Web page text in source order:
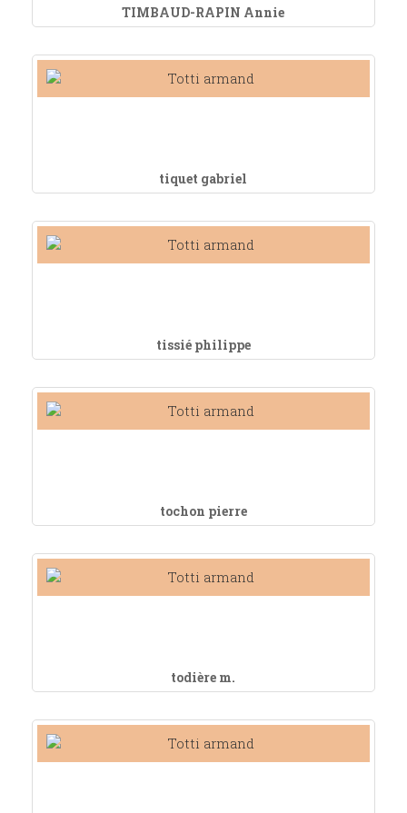
TIMBAUD-RAPIN Annie
tiquet gabriel
tissié philippe
tochon pierre
todière m.